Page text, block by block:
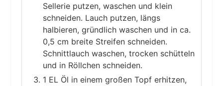
Sellerie putzen, waschen und klein
schneiden. Lauch putzen, längs
halbieren, gründlich waschen und in ca.
0,5 cm breite Streifen schneiden.
Schnittlauch waschen, trocken schütteln
und in Röllchen schneiden.
1 EL Öl in einem großen Topf erhitzen,